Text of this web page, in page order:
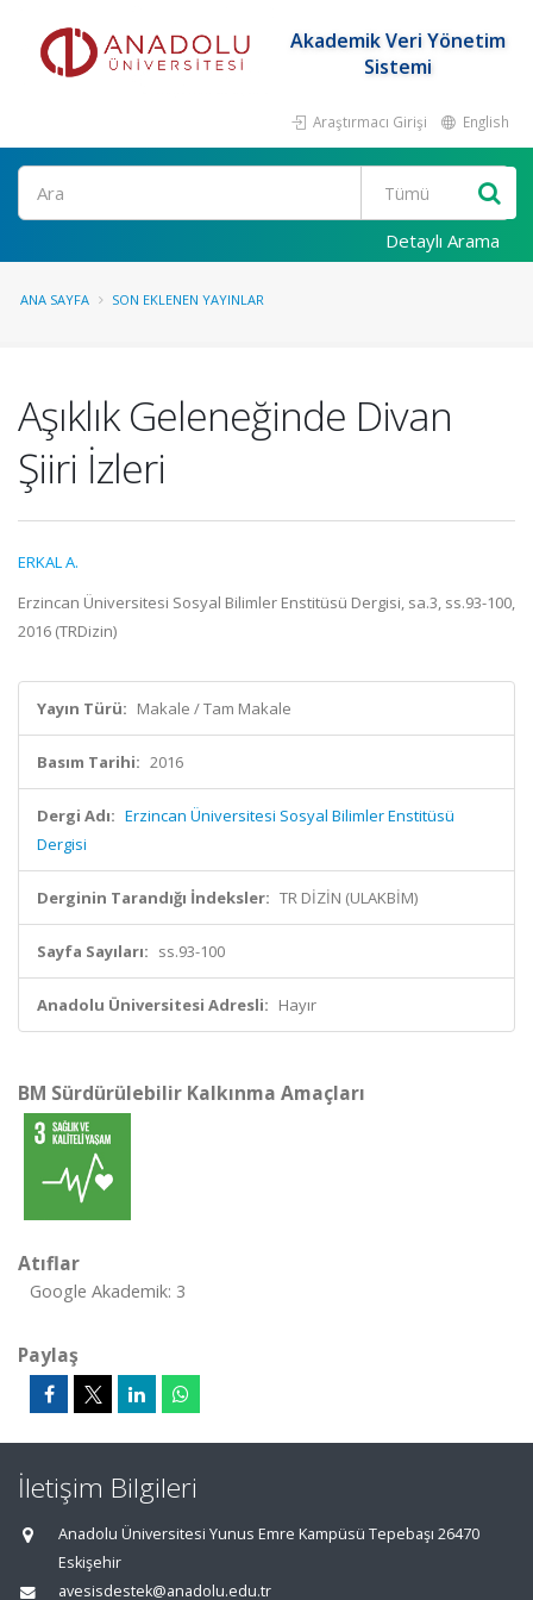
Akademik Veri Yönetim
Sistemi
Araştırmacı Girişi English
Ara
Detaylı Arama
ANA SAYFA SON EKLENEN YAYINLAR
Aşıklık Geleneğinde Divan
Şiiri İzleri
ERKAL A.
Erzincan Üniversitesi Sosyal Bilimler Enstitüsü Dergisi, sa.3, ss.93-100,
2016 (TRDizin)
Yayın Türü: Makale / Tam Makale
Basım Tarihi: 2016
Dergi Adı: Erzincan Üniversitesi Sosyal Bilimler Enstitüsü
Dergisi
Derginin Tarandığı İndeksler: TR DİZİN (ULAKBİM)
Sayfa Sayıları: ss.93-100
Anadolu Üniversitesi Adresli: Hayır
BM Sürdürülebilir Kalkınma Amaçları
Atıflar
Google Akademik: 3
Paylaş
İletişim Bilgileri
Anadolu Üniversitesi Yunus Emre Kampüsü Tepebaşı 26470
Eskişehir
avesisdestek@anadolu.edu.tr